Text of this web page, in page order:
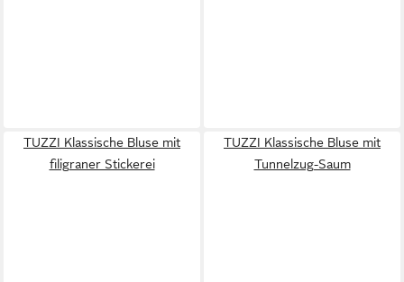
TUZZI Klassische Bluse mit
filigraner Stickerei
TUZZI Klassische Bluse mit
Tunnelzug-Saum